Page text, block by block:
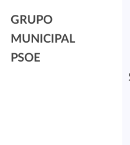
GRUPO
MUNICIPAL
PSOE